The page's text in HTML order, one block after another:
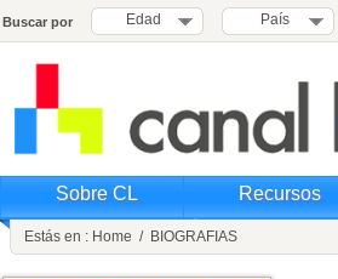
Buscar por Edad País
Sobre CL Recursos
Estás en : Home / BIOGRAFIAS